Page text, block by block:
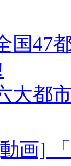
国47
大都
画]